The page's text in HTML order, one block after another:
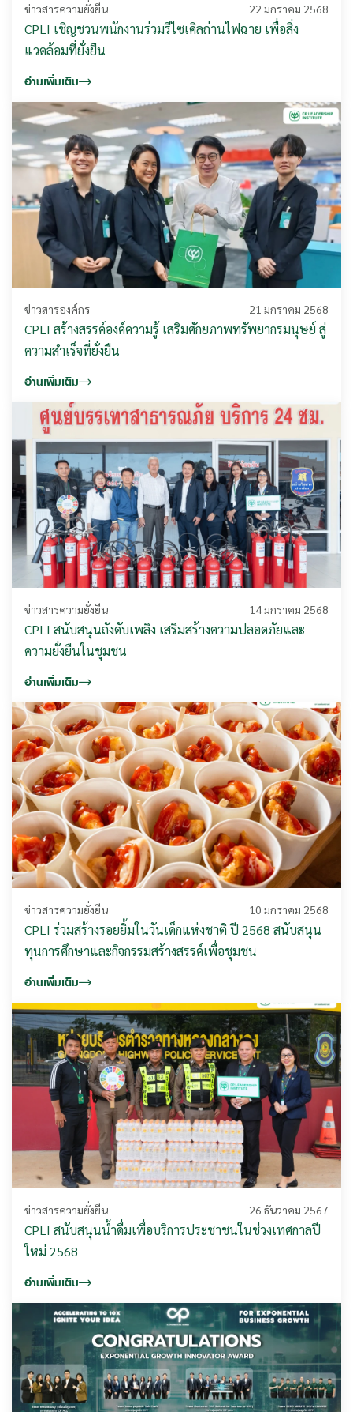
ข่าวสารความยั่งยืน 22 มกราคม 2568
CPLI เชิญชวนพนักงานร่วมรีไซเคิลถ่านไฟฉาย เพื่อสิ่ง
แวดล้อมที่ยั่งยืน
อ่านเพิ่มเติม
ข่าวสารองค์กร 21 มกราคม 2568
CPLI สร้างสรรค์องค์ความรู้ เสริมศักยภาพทรัพยากรมนุษย์ สู่
ความสำเร็จที่ยั่งยืน
อ่านเพิ่มเติม
ข่าวสารความยั่งยืน 14 มกราคม 2568
CPLI สนับสนุนถังดับเพลิง เสริมสร้างความปลอดภัยและ
ความยั่งยืนในชุมชน
อ่านเพิ่มเติม
ข่าวสารความยั่งยืน 10 มกราคม 2568
CPLI ร่วมสร้างรอยยิ้มในวันเด็กแห่งชาติ ปี 2568 สนับสนุน
ทุนการศึกษาและกิจกรรมสร้างสรรค์เพื่อชุมชน
อ่านเพิ่มเติม
ข่าวสารความยั่งยืน 26 ธันวาคม 2567
CPLI สนับสนุนน้ำดื่มเพื่อบริการประชาชนในช่วงเทศกาลปี
ใหม่ 2568
อ่านเพิ่มเติม